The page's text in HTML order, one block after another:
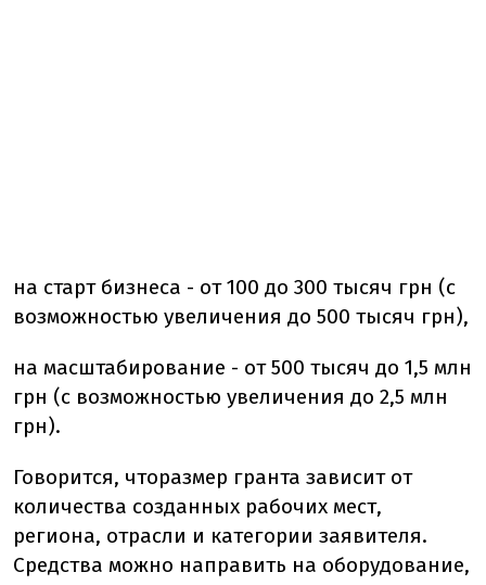
на старт бизнеса - от 100 до 300 тысяч грн (с
возможностью увеличения до 500 тысяч грн),
на масштабирование - от 500 тысяч до 1,5 млн
грн (с возможностью увеличения до 2,5 млн
грн).
Говорится, чторазмер гранта зависит от
количества созданных рабочих мест,
региона, отрасли и категории заявителя.
Средства можно направить на оборудование,